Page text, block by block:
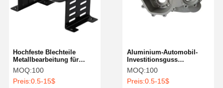
Hochfeste Blechteile
Metallbearbeitung für
Industriemaschinen
MOQ:100
Preis:0.5-15$
Aluminium-Automobil-
Investitionsguss
ADC12/ADC6 CE RoHS-
zertifiziert
MOQ:100
Preis:0.5-15$